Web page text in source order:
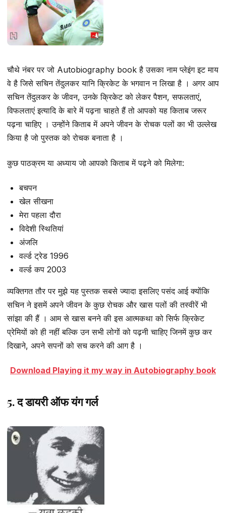
चौथे नंबर पर जो Autobiography book है उसका नाम प्लेइंग इट माय
वे है जिसे सचिन तेंदुलकर यानि क्रिकेट के भगवान न लिखा है । अगर आप
सचिन तेंदुलकर के जीवन, उनके क्रिकेट को लेकर पैशन, सफलताएं,
विफलताएं इत्यादि के बारे में पढ़ना चाहते हैं तो आपको यह किताब जरूर
पढ़ना चाहिए । उन्होंने किताब में अपने जीवन के रोचक पलों का भी उल्लेख
किया है जो पुस्तक को रोचक बनाता है ।
कुछ पाठक्रम या अध्याय जो आपको किताब में पढ़ने को मिलेगा:
बचपन
खेल सीखना
मेरा पहला दौरा
विदेशी स्थितियां
अंजलि
वर्ल्ड ट्रेड 1996
वर्ल्ड कप 2003
व्यक्तिगत तौर पर मुझे यह पुस्तक सबसे ज्यादा इसलिए पसंद आई क्योंकि
सचिन ने इसमें अपने जीवन के कुछ रोचक और खास पलों की तस्वीरें भी
सांझा की हैं । आम से खास बनने की इस आत्मकथा को सिर्फ क्रिकेट
प्रेमियों को ही नहीं बल्कि उन सभी लोगों को पढ़नी चाहिए जिनमें कुछ कर
दिखाने, अपने सपनों को सच करने की आग है ।
Download Playing it my way in Autobiography book
5. द डायरी ऑफ यंग गर्ल